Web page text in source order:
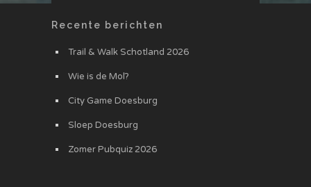
Recente berichten
Trail & Walk Schotland 2026
Wie is de Mol?
City Game Doesburg
Sloep Doesburg
Zomer Pubquiz 2026